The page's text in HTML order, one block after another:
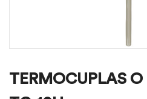
TERMOCUPLAS